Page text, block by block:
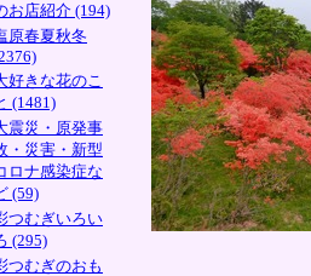
お店紹介 (194)
原春夏秋冬
好きな花のこ
(1481)
震災・原発事
・災害・新型
ロナ感染症な
(59)
つむぎいろい
(295)
つむぎのおも